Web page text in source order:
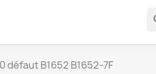
défaut B1652 B1652-7F